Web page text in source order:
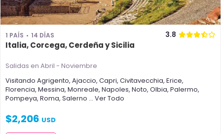
1 PAÍS 14 DÍAS 3.8
Italia, Corcega, Cerdeña y Sicilia
Salidas en Abril - Noviembre
Visitando Agrigento, Ajaccio, Capri, Civitavecchia, Erice,
Florencia, Messina, Monreale, Napoles, Noto, Olbia, Palermo,
Pompeya, Roma, Salerno ... Ver Todo
$2,206 USD